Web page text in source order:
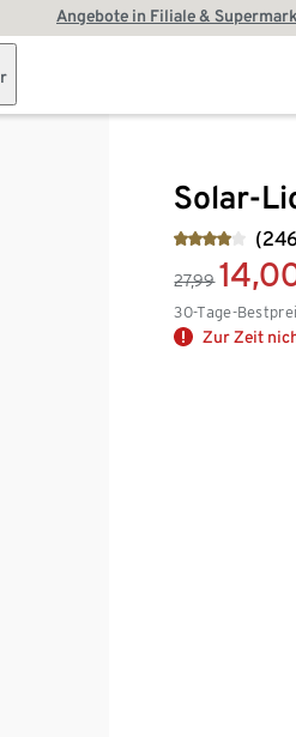
Angebote in Filiale &
Solar-
27,99
30-Tage-
Zur Zeit